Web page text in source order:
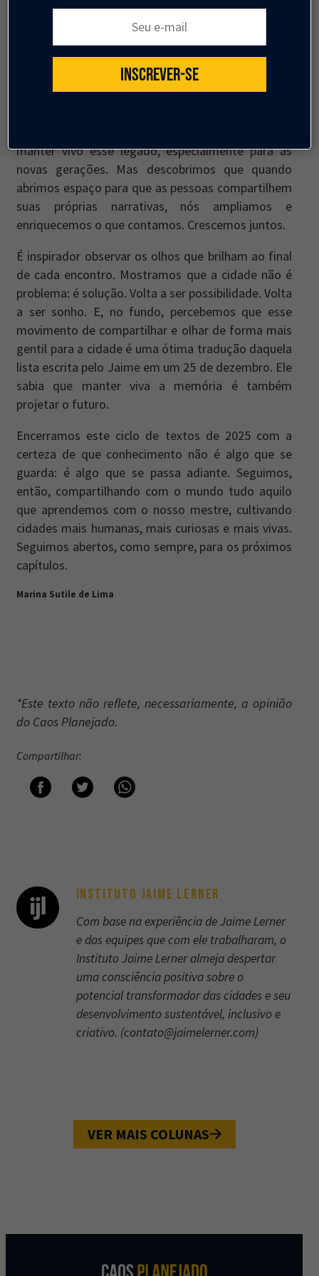
de uma cidade nunca é única, é sempre polifônica. É
como a famosa frase de Tolstói: “Se queres ser
universal, começa por pintar a sua aldeia”. E a
trajetória do Jaime trata muito disso: de pensar a
cidade a partir de conceitos, e não de modelos
manter vivo esse legado, especialmente para as
novas gerações. Mas descobrimos que quando
abrimos espaço para que as pessoas compartilhem
suas próprias narrativas, nós ampliamos e
enriquecemos o que contamos. Crescemos juntos.
É inspirador observar os olhos que brilham ao final
de cada encontro. Mostramos que a cidade não é
problema: é solução. Volta a ser possibilidade. Volta
a ser sonho. E, no fundo, percebemos que esse
movimento de compartilhar e olhar de forma mais
gentil para a cidade é uma ótima tradução daquela
lista escrita pelo Jaime em um 25 de dezembro. Ele
sabia que manter viva a memória é também
projetar o futuro.
Encerramos este ciclo de textos de 2025 com a
certeza de que conhecimento não é algo que se
guarda: é algo que se passa adiante. Seguimos,
então, compartilhando com o mundo tudo aquilo
que aprendemos com o nosso mestre, cultivando
cidades mais humanas, mais curiosas e mais vivas.
Seguimos abertos, como sempre, para os próximos
capítulos.
Marina Sutile de Lima
*Este texto não reflete, necessariamente, a opinião
do Caos Planejado.
Compartilhar:
INSTITUTO JAIME LERNER
Com base na experiência de Jaime Lerner
e das equipes que com ele trabalharam, o
Instituto Jaime Lerner almeja despertar
uma consciência positiva sobre o
potencial transformador das cidades e seu
desenvolvimento sustentável, inclusivo e
criativo. (contato@jaimelerner.com)
VER MAIS COLUNAS
INSCREVER-SE